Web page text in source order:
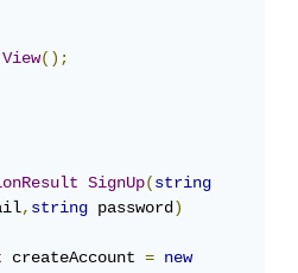
View();
SignUp(string
,string password)
createAccount = new